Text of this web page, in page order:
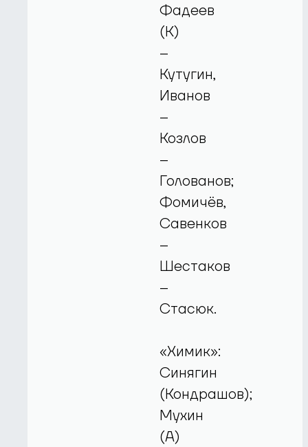
Фадеев
(К)
–
Кутугин,
Иванов
–
Козлов
–
Голованов;
Фомичёв,
Савенков
–
Шестаков
–
Стасюк.
«Химик»:
Синягин
(Кондрашов);
Мухин
(А)